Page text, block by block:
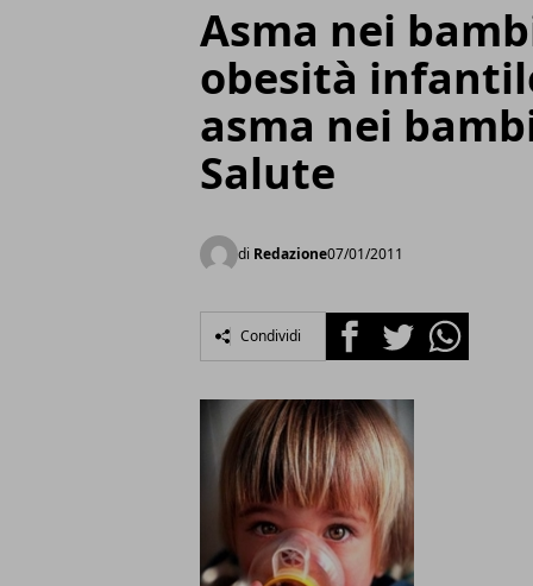
Asma nei
obesità
asma nei
Salute
di Redazione07/01/2011
Condividi FacebookTwitterWhatsapp